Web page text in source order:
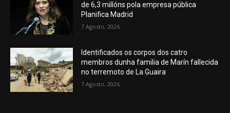
de 6,3 millóns pola empresa pública
Planifica Madrid
7 Agosto, 2026
Identificados os corpos dos catro
membros dunha familia de Marín fallecida
no terremoto de La Guaira
7 Agosto, 2026